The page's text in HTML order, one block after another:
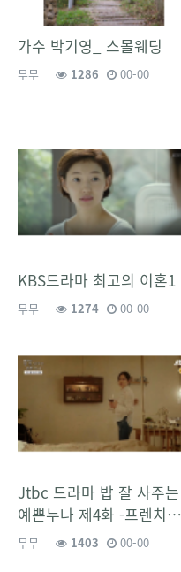
가수 박기영_ 스몰웨딩
무무 1286 00-00
KBS드라마 최고의 이혼1
무무 1274 00-00
Jtbc 드라마 밥 잘 사주는
예쁜누나 제4화 -프렌치…
무무 1403 00-00